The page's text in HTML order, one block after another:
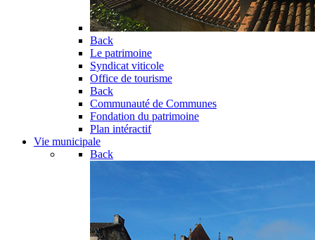
Back
Le patrimoine
Syndicat viticole
Office de tourisme
Back
Communauté de Communes
Fondation du patrimoine
Plan intéractif
Vie municipale
Back